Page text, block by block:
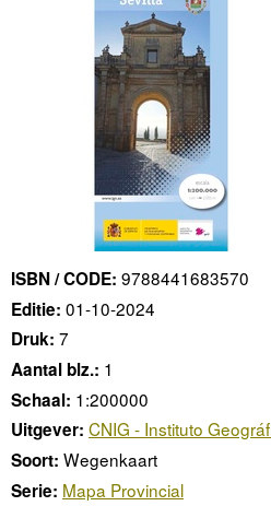
ISBN / CODE: 9788441683570
Editie: 01-10-2024
Druk: 7
Aantal blz.: 1
Schaal: 1:200000
Uitgever: CNIG - Instituto
Soort: Wegenkaart
Serie: Mapa Provincial